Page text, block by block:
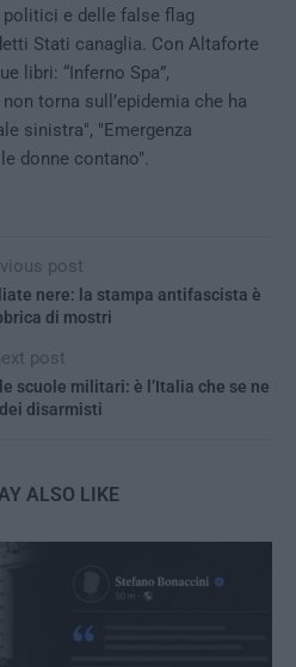
e delle false flag
Stati canaglia. Con Altaforte
libri: “Inferno Spa”,
torna sull’epidemia che ha
sinistra", "Emergenza
donne contano".
post
nere: la stampa antifascista è
di mostri
post
scuole militari: è l’Italia che se ne
disarmisti
ALSO LIKE